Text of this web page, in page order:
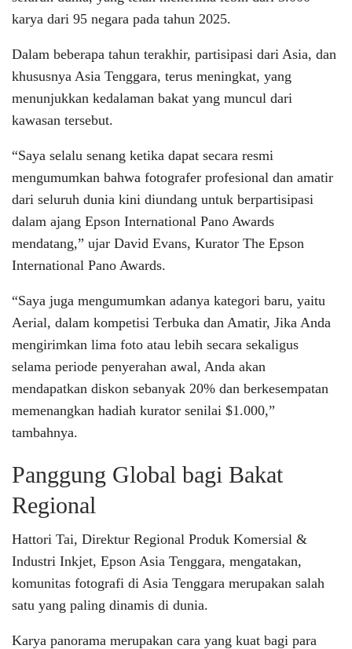
karya dari 95 negara pada tahun 2025.
Dalam beberapa tahun terakhir, partisipasi dari Asia, dan
khususnya Asia Tenggara, terus meningkat, yang
menunjukkan kedalaman bakat yang muncul dari
kawasan tersebut.
“Saya selalu senang ketika dapat secara resmi
mengumumkan bahwa fotografer profesional dan amatir
dari seluruh dunia kini diundang untuk berpartisipasi
dalam ajang Epson International Pano Awards
mendatang,” ujar David Evans, Kurator The Epson
International Pano Awards.
“Saya juga mengumumkan adanya kategori baru, yaitu
Aerial, dalam kompetisi Terbuka dan Amatir, Jika Anda
mengirimkan lima foto atau lebih secara sekaligus
selama periode penyerahan awal, Anda akan
mendapatkan diskon sebanyak 20% dan berkesempatan
memenangkan hadiah kurator senilai $1.000,”
tambahnya.
Panggung Global bagi Bakat
Regional
Hattori Tai, Direktur Regional Produk Komersial &
Industri Inkjet, Epson Asia Tenggara, mengatakan,
komunitas fotografi di Asia Tenggara merupakan salah
satu yang paling dinamis di dunia.
Karya panorama merupakan cara yang kuat bagi para